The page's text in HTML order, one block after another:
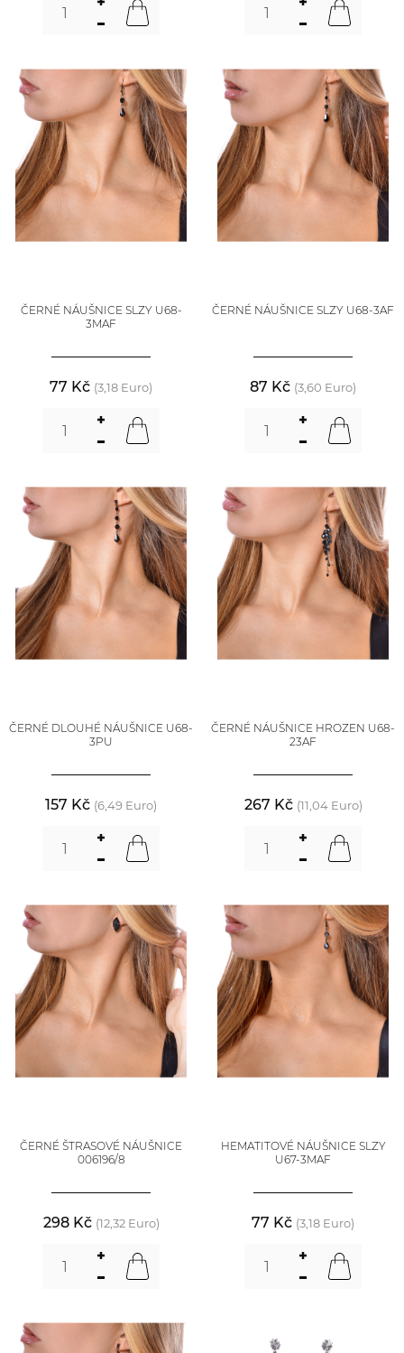
ČERNÉ NÁUŠNICE SLZY U68-
3MAF
77 Kč (3,18 Euro)
ČERNÉ NÁUŠNICE SLZY U68-3AF
87 Kč (3,60 Euro)
ČERNÉ DLOUHÉ NÁUŠNICE U68-
3PU
157 Kč (6,49 Euro)
ČERNÉ NÁUŠNICE HROZEN U68-
23AF
267 Kč (11,04 Euro)
ČERNÉ ŠTRASOVÉ NÁUŠNICE
006196/8
298 Kč (12,32 Euro)
HEMATITOVÉ NÁUŠNICE SLZY
U67-3MAF
77 Kč (3,18 Euro)